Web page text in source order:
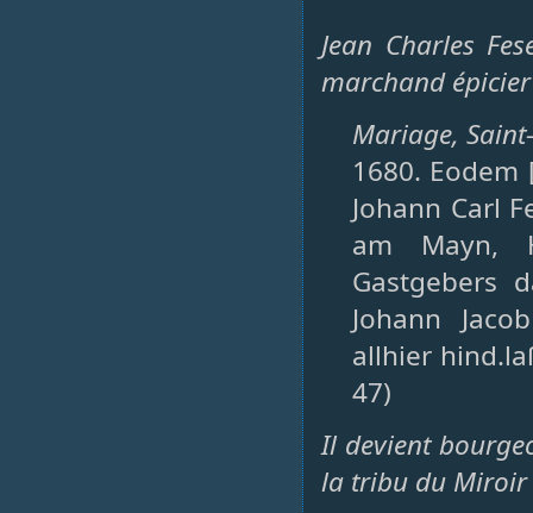
Jean Charles
marchand
Mariage,
1680.
Johann Carl
am Mayn,
Gastgebers
Johann
allhier
47)
Il devient
la tribu du Miroir